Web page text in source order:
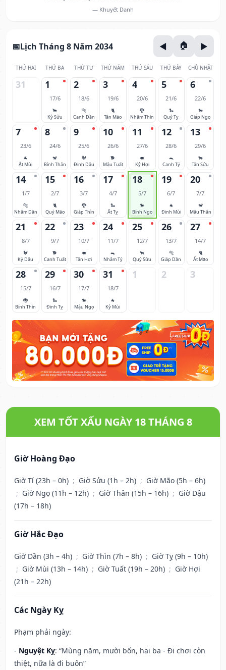
— Khuyết Danh
Lịch Tháng 8 Năm 2034
THỨ HAI THỨ BA THỨ TƯ THỨ NĂM THỨ SÁU THỨ BẢY CHỦ NHẬT
31 1
17/6
🐂
Kỷ Sửu
2
18/6
🐅
Canh Dần
3
19/6
🐈
Tân Mão
4
20/6
🐉
Nhâm Thìn
5
21/6
🐍
Quý Tỵ
6
22/6
🐎
Giáp Ngọ
7
23/6
🐐
Ất Mùi
8
24/6
🐒
Bính Thân
9
25/6
🐓
Đinh Dậu
10
26/6
🐕
Mậu Tuất
11
27/6
🐖
Kỷ Hợi
12
28/6
🐀
Canh Tý
13
29/6
🐂
Tân Sửu
14
1/7
🐅
Nhâm Dần
15
2/7
🐈
Quý Mão
16
3/7
🐉
Giáp Thìn
17
4/7
🐍
Ất Tỵ
18
5/7
🐎
Bính Ngọ
19
6/7
🐐
Đinh Mùi
20
7/7
🐒
Mậu Thân
21
8/7
🐓
Kỷ Dậu
22
9/7
🐕
Canh Tuất
23
10/7
🐖
Tân Hợi
24
11/7
🐀
Nhâm Tý
25
12/7
🐂
Quý Sửu
26
13/7
🐅
Giáp Dần
27
14/7
🐈
Ất Mão
28
15/7
🐉
Bính Thìn
29
16/7
🐍
Đinh Tỵ
30
17/7
🐎
Mậu Ngọ
31
18/7
🐐
Kỷ Mùi
1 2 3
XEM TỐT XẤU NGÀY 18 THÁNG 8
Giờ Hoàng Đạo
Giờ Tí (23h – 0h) ; Giờ Sửu (1h – 2h) ; Giờ Mão (5h – 6h)
; Giờ Ngọ (11h – 12h) ; Giờ Thân (15h – 16h) ; Giờ Dậu
(17h – 18h)
Giờ Hắc Đạo
Giờ Dần (3h – 4h) ; Giờ Thìn (7h – 8h) ; Giờ Tỵ (9h – 10h)
; Giờ Mùi (13h – 14h) ; Giờ Tuất (19h – 20h) ; Giờ Hợi
(21h – 22h)
Các Ngày Kỵ
Phạm phải ngày:
- Nguyệt Kỵ: “Mùng năm, mười bốn, hai ba - Đi chơi còn
thiệt, nữa là đi buôn”